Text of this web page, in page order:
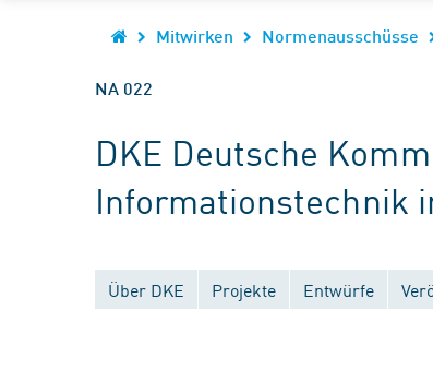
Mitwirken Normenausschüsse
NA 022
DKE Deutsche
Informationstechnik
Über DKE Projekte Entwürfe